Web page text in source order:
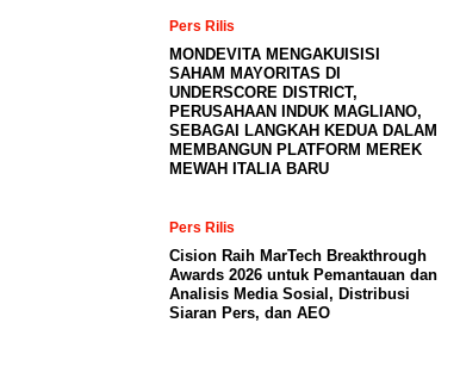
Pers Rilis
MONDEVITA MENGAKUISISI
SAHAM MAYORITAS DI
UNDERSCORE DISTRICT,
PERUSAHAAN INDUK MAGLIANO,
SEBAGAI LANGKAH KEDUA DALAM
MEMBANGUN PLATFORM MEREK
MEWAH ITALIA BARU
Pers Rilis
Cision Raih MarTech Breakthrough
Awards 2026 untuk Pemantauan dan
Analisis Media Sosial, Distribusi
Siaran Pers, dan AEO